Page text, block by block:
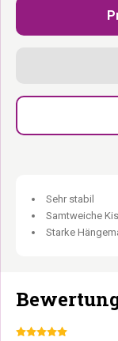
täglichen Gebrauch
Inbusschlüssel und
Waschbare
Schlafhaus:
Kompakt, aber
Sehr stabil
Samtweiche
Starke